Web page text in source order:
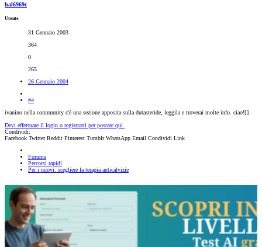
hal6969c
Utente
31 Gennaio 2003
364
0
265
26 Gennaio 2004
#4
ivanino nella community c'è una sezione apposita sulla dutasteride, leggila e troverai molte info. ciao![]
Devi effettuare il login o registrarti per postare qui.
Condividi:
Facebook Twitter Reddit Pinterest Tumblr WhatsApp Email Condividi Link
Forums
Percorsi rapidi
Per i nuovi: scegliere la terapia anticalvizie